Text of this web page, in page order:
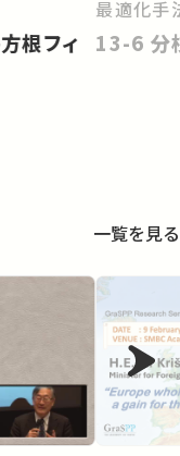
根フィ
最適化手
13-6 分
一覧を見る